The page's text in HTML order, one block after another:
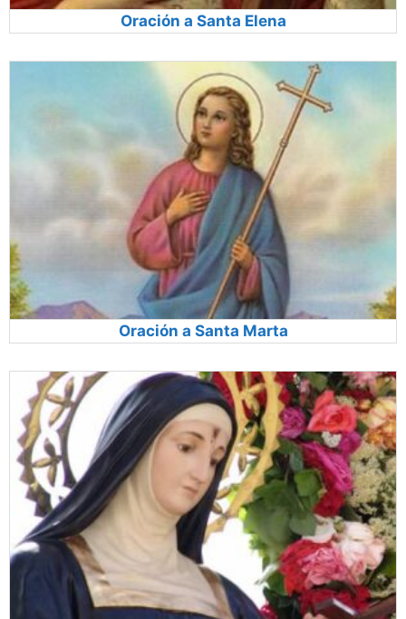
Oración a Santa Elena
Oración a Santa Marta